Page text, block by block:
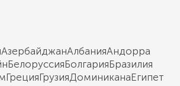
АзербайджанАлбанияАндорра
БелоруссияБолгарияБразилия
ГрецияГрузияДоминиканаЕгипет